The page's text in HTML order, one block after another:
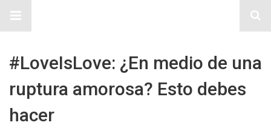
#LoveIsLove: ¿En medio de una
ruptura amorosa? Esto debes
hacer